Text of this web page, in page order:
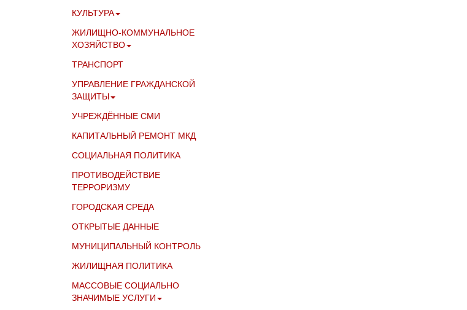
КУЛЬТУРА
ЖИЛИЩНО-КОММУНАЛЬНОЕ
ХОЗЯЙСТВО
ТРАНСПОРТ
УПРАВЛЕНИЕ ГРАЖДАНСКОЙ
ЗАЩИТЫ
УЧРЕЖДЁННЫЕ СМИ
КАПИТАЛЬНЫЙ РЕМОНТ МКД
СОЦИАЛЬНАЯ ПОЛИТИКА
ПРОТИВОДЕЙСТВИЕ
ТЕРРОРИЗМУ
ГОРОДСКАЯ СРЕДА
ОТКРЫТЫЕ ДАННЫЕ
МУНИЦИПАЛЬНЫЙ КОНТРОЛЬ
ЖИЛИЩНАЯ ПОЛИТИКА
МАССОВЫЕ СОЦИАЛЬНО
ЗНАЧИМЫЕ УСЛУГИ